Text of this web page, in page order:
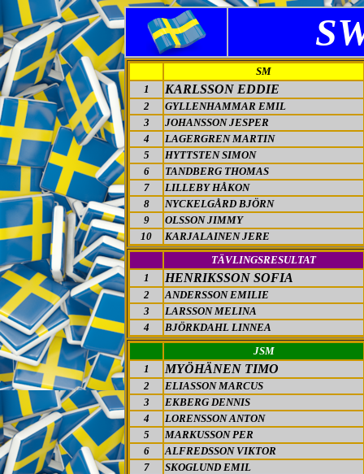
SM
1
KARLSSON EDDIE
2
GYLLENHAMMAR EMIL
3
JOHANSSON JESPER
4
LAGERGREN MARTIN
5
HYTTSTEN SIMON
6
TANDBERG THOMAS
7
LILLEBY HÅKON
8
NYCKELGÅRD BJÖRN
9
OLSSON JIMMY
10
KARJALAINEN JERE
TÄVLINGSRESULTAT
1
HENRIKSSON SOFIA
2
ANDERSSON EMILIE
3
LARSSON MELINA
4
BJÖRKDAHL LINNEA
JSM
1
MYÖHÄNEN TIMO
2
ELIASSON MARCUS
3
EKBERG DENNIS
4
LORENSSON ANTON
5
MARKUSSON PER
6
ALFREDSSON VIKTOR
7
SKOGLUND EMIL